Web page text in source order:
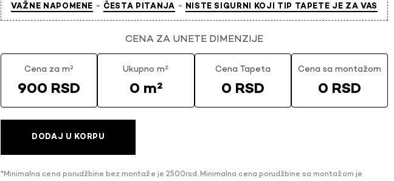
VAŽNE NAPOMENE - ČESTA PITANJA - NISTE SIGURNI KOJI TIP TAPETE JE ZA VAS
CENA ZA UNETE DIMENZIJE
Cena za m²
900 RSD
Ukupno m²
0 m²
Cena Tapeta
0 RSD
Cena sa montažom
0 RSD
DODAJ U KORPU
*Minimalna cena porudžbine bez montaže je 2500rsd. Minimalna cena porudžbine sa montažom je